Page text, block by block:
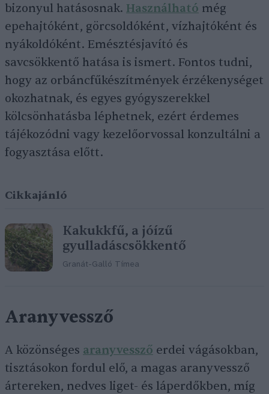
bizonyul hatásosnak. Használható még
epehajtóként, görcsoldóként, vízhajtóként és
nyákoldóként. Emésztésjavító és
savcsökkentő hatása is ismert. Fontos tudni,
hogy az orbáncfűkészítmények érzékenységet
okozhatnak, és egyes gyógyszerekkel
kölcsönhatásba léphetnek, ezért érdemes
tájékozódni vagy kezelőorvossal konzultálni a
fogyasztása előtt.
Cikkajánló
Kakukkfű, a jóízű
gyulladáscsökkentő
Granát-Galló Tímea
Aranyvessző
A közönséges aranyvessző erdei vágásokban,
tisztásokon fordul elő, a magas aranyvessző
ártereken, nedves liget- és láperdőkben, míg